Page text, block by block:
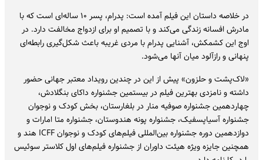
در خلاصه داستان این فیلم آمده است: پدرام، پسر ۱۰ ساله‌ای است که با
مادرش افسانه زندگی می‌کند و با تصمیم او برای ازدواج مخالفت دارد. در
اوج این کشمکش، آشنایی پدرام با مردی غریبه باعث شکل‌گیری رابطه‌ای
پنهانی و رازآلود میان آنها می‌شود.
«لاک‌پشت و حلزون» پیش از این در چندین رویداد معتبر جهانی حضور
داشته و نامزدی بهترین فیلم در بیستمین جشنواره داکای بنگلادش،
چهاردهمین جشنواره صوفیه منار در بلغارستان، بخش کودک و نوجوان
جشنواره آسیاپسفیک، جشنواره پونه هندوستان، جشنواره متا امارات و
دوازدهمین دوره جشنواره بین‌المللی فیلم‌های کودک و نوجوان ICFF هند و
همچنین جایزه ویژه هیئت داوران از جشنواره فیلم‌های اول کلاستر سوئیس